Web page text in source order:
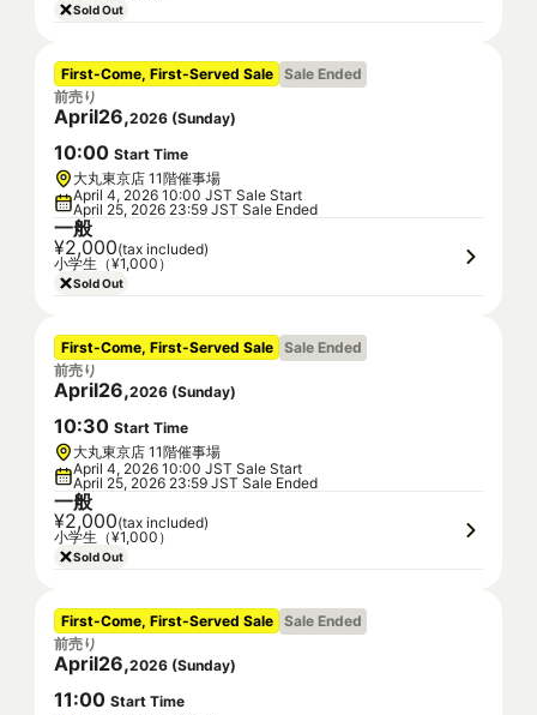
Sold Out
First-Come, First-Served Sale Sale Ended
前売り
April26,2026 (Sunday)
10:00 Start Time
大丸東京店 11階催事場
April 4, 2026 10:00 JST Sale Start
April 25, 2026 23:59 JST Sale Ended
一般
¥2,000(tax included)
小学生（¥1,000）
Sold Out
First-Come, First-Served Sale Sale Ended
前売り
April26,2026 (Sunday)
10:30 Start Time
大丸東京店 11階催事場
April 4, 2026 10:00 JST Sale Start
April 25, 2026 23:59 JST Sale Ended
一般
¥2,000(tax included)
小学生（¥1,000）
Sold Out
First-Come, First-Served Sale Sale Ended
前売り
April26,2026 (Sunday)
11:00 Start Time